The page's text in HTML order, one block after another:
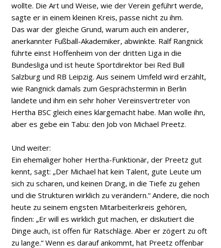
wollte. Die Art und Weise, wie der Verein geführt werde,
sagte er in einem kleinen Kreis, passe nicht zu ihm.
Das war der gleiche Grund, warum auch ein anderer,
anerkannter Fußball-Akademiker, abwinkte. Ralf Rangnick
führte einst Hoffenheim von der dritten Liga in die
Bundesliga und ist heute Sportdirektor bei Red Bull
Salzburg und RB Leipzig. Aus seinem Umfeld wird erzählt,
wie Rangnick damals zum Gesprächstermin in Berlin
landete und ihm ein sehr hoher Vereinsvertreter von
Hertha BSC gleich eines klargemacht habe. Man wolle ihn,
aber es gebe ein Tabu: den Job von Michael Preetz.
Und weiter:
Ein ehemaliger hoher Hertha-Funktionär, der Preetz gut
kennt, sagt: „Der Michael hat kein Talent, gute Leute um
sich zu scharen, und keinen Drang, in die Tiefe zu gehen
und die Strukturen wirklich zu verändern.“ Andere, die noch
heute zu seinem engsten Mitarbeiterkreis gehören,
finden: „Er will es wirklich gut machen, er diskutiert die
Dinge auch, ist offen für Ratschläge. Aber er zögert zu oft
zu lange.“ Wenn es darauf ankommt, hat Preetz offenbar